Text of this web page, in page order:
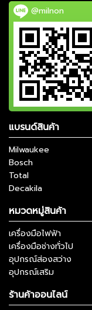
@milnon
แบรนด์สินค้า
Milwaukee
Bosch
Total
Decakila
หมวดหมู่สินค้า
เครื่องมือไฟฟ้า
เครื่องมือช่างทั่วไป
อุปกรณ์ส่องสว่าง
อุปกรณ์เสริม
ร้านค้าออนไลน์